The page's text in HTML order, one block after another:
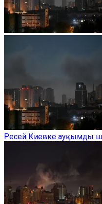
Ресей Киевке ауқымды